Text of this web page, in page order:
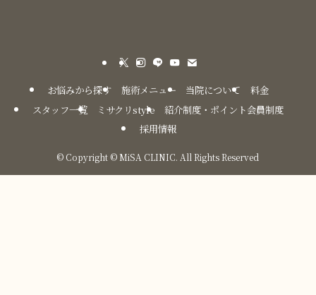
お悩みから探す 施術メニュー 当院について
料金
スタッフ一覧
ミサクリstyle
紹介制度・ポイント会員制度
採用情報
© Copyright © MiSA CLINIC. All Rights Reserved